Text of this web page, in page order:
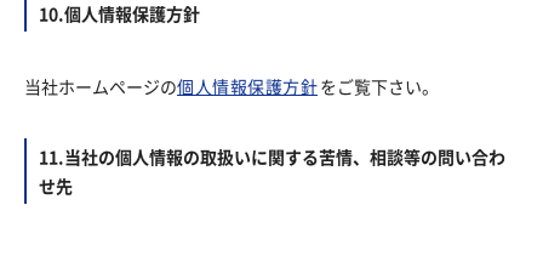
10.個人情報保護方針
当社ホームページの個人情報保護方針をご覧下さい。
11.当社の個人情報の取扱いに関する苦情、相談等の問い合わ
せ先